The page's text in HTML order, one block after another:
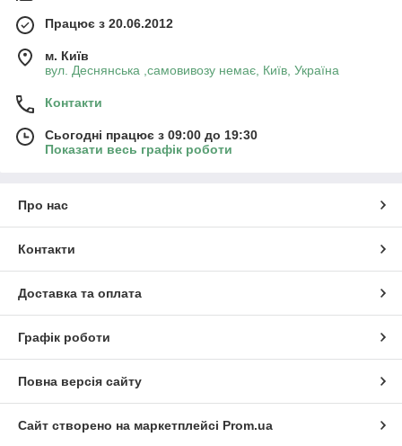
Працює з 20.06.2012
м. Київ
вул. Деснянська ,самовивозу немає, Київ, Україна
Контакти
Сьогодні працює з 09:00 до 19:30
Показати весь графік роботи
Про нас
Контакти
Доставка та оплата
Графік роботи
Повна версія сайту
Сайт створено на маркетплейсі Prom.ua